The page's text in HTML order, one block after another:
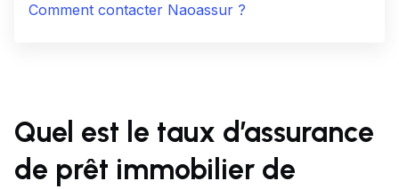
Comment contacter Naoassur ?
Quel est le taux d’assurance
de prêt immobilier de